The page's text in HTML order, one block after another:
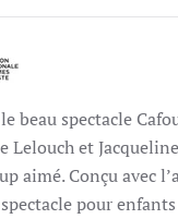
beau spectacle
Lelouch et
aimé. Conçu avec
pour